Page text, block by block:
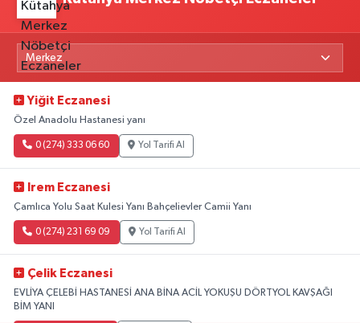
Yiğit Eczanesi
Özel Anadolu Hastanesi yanı
0 (274) 333 06 60 Yol Tarifi Al
Irem Eczanesi
Çamlıca Yolu Saat Kulesi Yanı Bahçelievler Camii Yanı
0 (274) 231 69 09 Yol Tarifi Al
Çelik Eczanesi
EVLİYA ÇELEBİ HASTANESİ ANA BİNA ACİL YOKUŞU DÖRTYOL KAVŞAĞI
BİM YANI